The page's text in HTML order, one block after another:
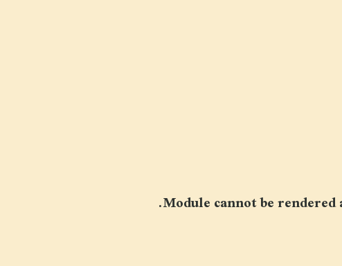
Module cannot be